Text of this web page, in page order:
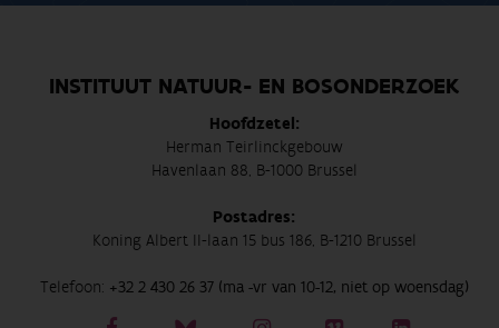
INSTITUUT NATUUR- EN BOSONDERZOEK
Hoofdzetel:
Herman Teirlinckgebouw
Havenlaan 88, B-1000 Brussel
Postadres:
Koning Albert II-laan 15 bus 186, B-1210 Brussel
Telefoon: +32 2 430 26 37 (ma -vr van 10-12, niet op woensdag)